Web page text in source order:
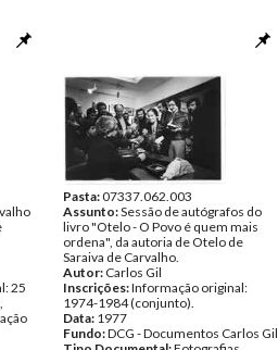
25
Pasta:07337.062.003
Assunto:Sessão de autógrafos do
livro "Otelo - O Povo é quem mais
ordena", da autoria de Otelo de
Saraiva de Carvalho.
Autor: Carlos Gil
Inscrições:Informação original:
1974-1984 (conjunto).
Data: 1977
Fundo:DCG - Documentos Carlos Gil